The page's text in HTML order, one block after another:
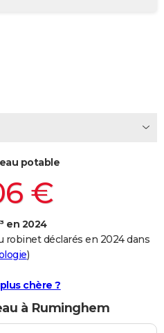
potable
€
en 2024
robinet déclarés en 2024 dans
)
chère ?
à Ruminghem